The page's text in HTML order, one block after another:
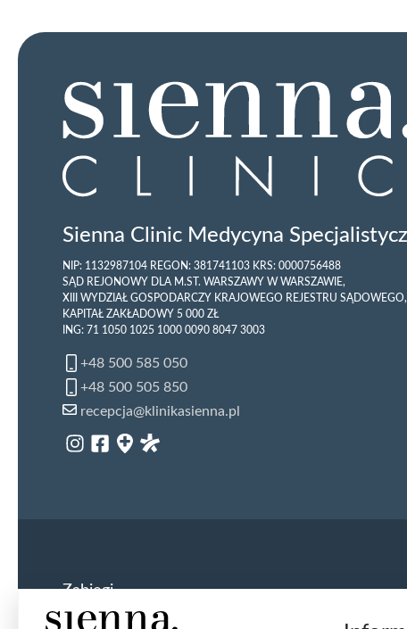
Sienna Clinic Medycyna
NIP: 1132987104 REGON: 381741103 KRS: 0000756488
SĄD REJONOWY DLA M.ST. WARSZAWY W WARSZAWIE,
XIII WYDZIAŁ GOSPODARCZY KRAJOWEGO REJESTRU SĄDOWEGO,
KAPITAŁ ZAKŁADOWY 5 000 ZŁ
ING: 71 1050 1025 1000 0090 8047 3003
+48 500 585 050
+48 500 505 850
recepcja@klinikasienna.pl
Zabiegi